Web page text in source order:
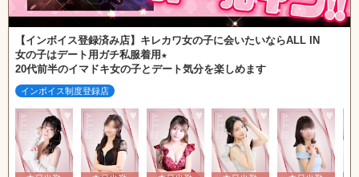
【インボイス登録済み店】キレカワ女の子に会いたいならALL IN
女の子はデート用ガチ私服着用★
20代前半のイマドキ女の子とデート気分を楽しめます
インボイス制度登録店